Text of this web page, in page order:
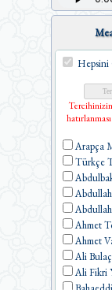
Hepsini
Arapça
Türkçe
Ahmet
Ahmet
Ali
Ali Fikri